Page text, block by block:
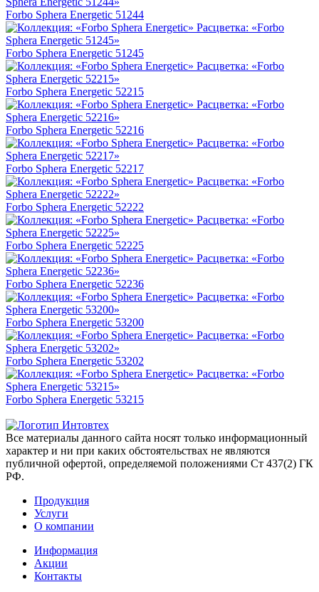
Forbo Sphera Energetic 51244
Forbo Sphera Energetic 51245
Forbo Sphera Energetic 52215
Forbo Sphera Energetic 52216
Forbo Sphera Energetic 52217
Forbo Sphera Energetic 52222
Forbo Sphera Energetic 52225
Forbo Sphera Energetic 52236
Forbo Sphera Energetic 53200
Forbo Sphera Energetic 53202
Forbo Sphera Energetic 53215
Все материалы данного сайта носят только информационный
характер и ни при каких обстоятельствах не являются
публичной офертой, определяемой положениями Ст 437(2) ГК
РФ.
Продукция
Услуги
О компании
Информация
Акции
Контакты